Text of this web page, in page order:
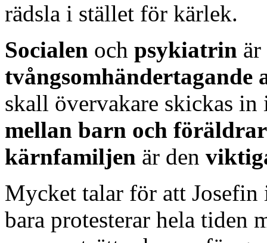
rädsla i stället för kärlek.
Socialen och psykiatrin
skall övervakare skickas
mellan barn och
kärnfamiljen är den
Mycket talar för att
bara protesterar hela tiden